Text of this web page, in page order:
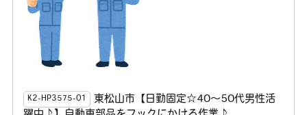
K2-HP3575-01
東松山市【日勤固定☆40～50代男性活